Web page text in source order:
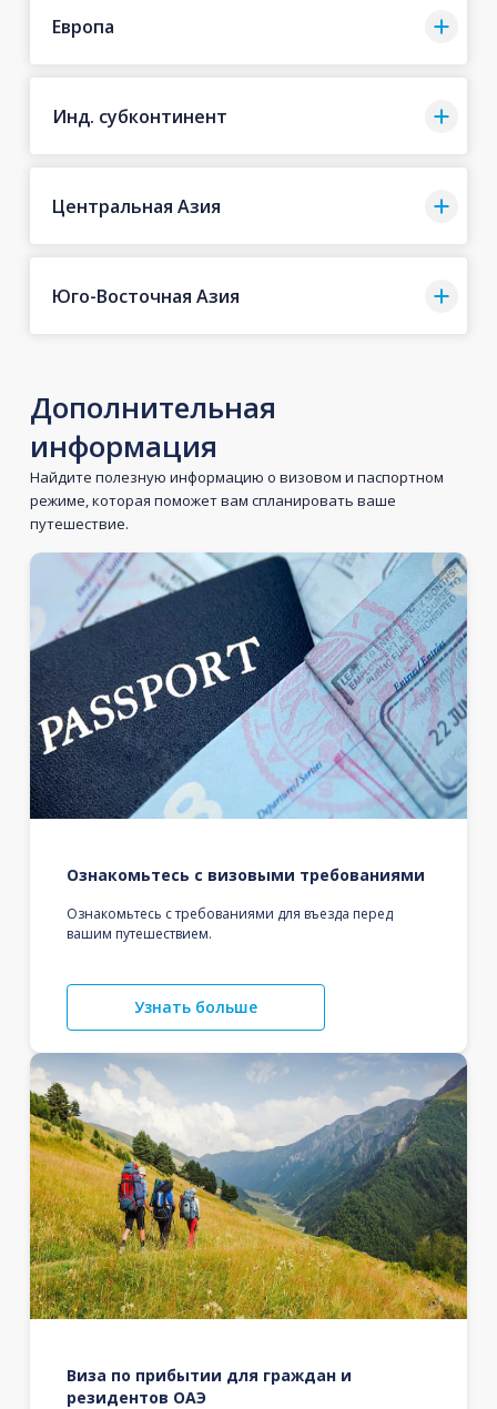
Европа
Инд. субконтинент
Центральная Азия
Юго-Восточная Азия
Дополнительная
информация
Найдите полезную информацию о визовом и паспортном
режиме, которая поможет вам спланировать ваше
путешествие.
Ознакомьтесь с визовыми требованиями
Ознакомьтесь с требованиями для въезда перед
вашим путешествием.
Узнать больше
Виза по прибытии для граждан и
резидентов ОАЭ